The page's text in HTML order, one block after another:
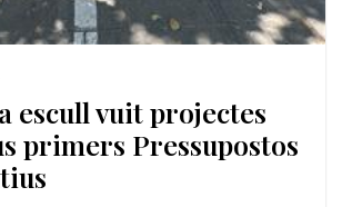
escull vuit projectes
primers Pressupostos